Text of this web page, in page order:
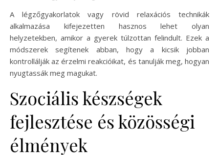
A légzőgyakorlatok vagy rövid relaxációs technikák
alkalmazása kifejezetten hasznos lehet olyan
helyzetekben, amikor a gyerek túlzottan felindult. Ezek a
módszerek segítenek abban, hogy a kicsik jobban
kontrollálják az érzelmi reakcióikat, és tanulják meg, hogyan
nyugtassák meg magukat.
Szociális készségek
fejlesztése és közösségi
élmények